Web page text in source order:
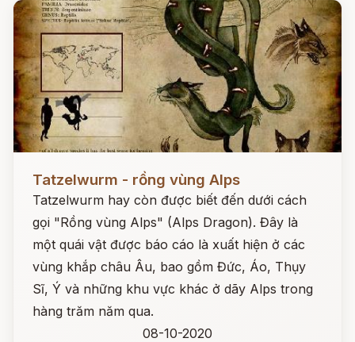
Tatzelwurm - rồng vùng Alps
Tatzelwurm hay còn được biết đến dưới cách
gọi "Rồng vùng Alps" (Alps Dragon). Đây là
một quái vật được báo cáo là xuất hiện ở các
vùng khắp châu Âu, bao gồm Đức, Áo, Thụy
Sĩ, Ý và những khu vực khác ở dãy Alps trong
hàng trăm năm qua.
08-10-2020